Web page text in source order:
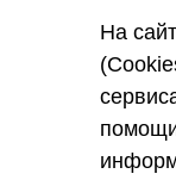
На